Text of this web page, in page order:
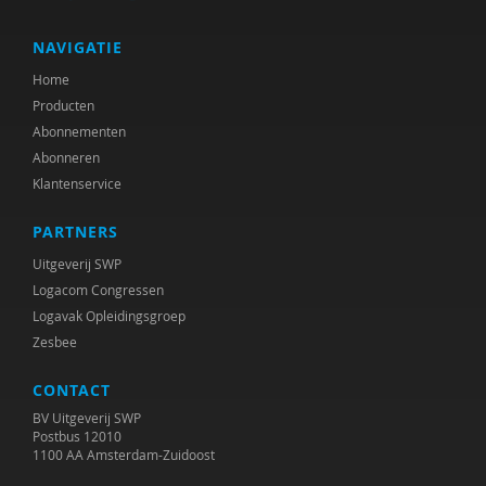
B.L. de Kok
Marieke Kroneman
E. Mantingh
Jan Masschelein
Maaike Oberink
Justine Pardoen
Remco Pijpers
Bea Pompert
Evelyn Poortvliet
NAVIGATIE
Home
Producten
Abonnementen
Abonneren
Klantenservice
PARTNERS
Uitgeverij SWP
Logacom Congressen
Logavak Opleidingsgroep
Zesbee
CONTACT
BV Uitgeverij SWP
Postbus 12010
1100 AA Amsterdam-Zuidoost